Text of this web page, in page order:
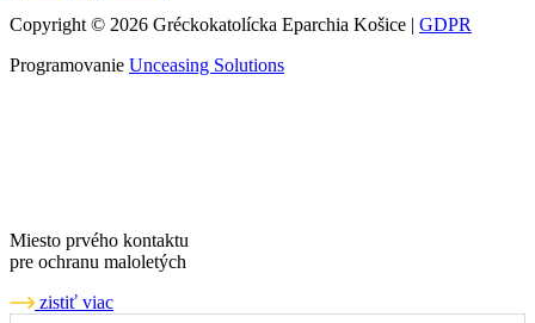
Copyright © 2026 Gréckokatolícka Eparchia Košice | GDPR
Programovanie Unceasing Solutions
Miesto prvého kontaktu
pre ochranu maloletých
zistiť viac